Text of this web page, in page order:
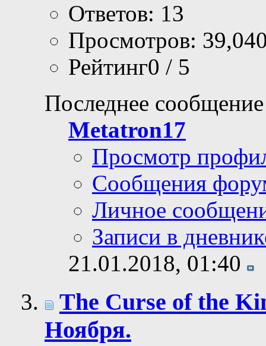
Ответов: 13
Просмотров:
Рейтинг0 / 5
Последнее
Metatron17
Просмотр
Сообщения
Личное
Записи в
21.01.2018, 01:40
The Curse of the
Ноября.